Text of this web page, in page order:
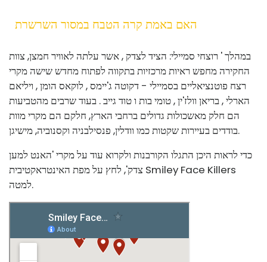
האם באמת קרה הטבח במסור השרשרת
במהלך ' רוצחי סמיילי: הציד לצדק , אשר עלתה לאוויר חמצן, צוות
החקירה מחפש ראיות מרכזיות בתקווה לפתוח מחדש שישה מקרי
רצח פוטנציאליים בסמיילי - דקוטה ג'יימס , לוקאס הומן , ויליאם
הארלי , בריאן וולז'ין , טומי בות ו טוד גייב . בעוד שרבים מהטביעות
הם חלק מאשכולות גדולים ברחבי הארץ, חלקם הם מקרי מוות
בודדים בעיירות שקטות כמו וודלין, פנסילבניה וקסנוביה, מישיגן.
כדי לראות היכן התגלו הקורבנות ולקרוא עוד על מקרי 'האנט למען
צדק', לחץ על מפת האינטראקטיבית Smiley Face Killers
למטה.